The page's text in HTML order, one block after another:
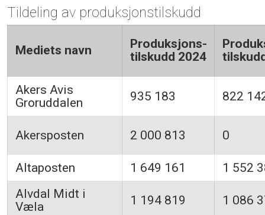
Tildeling av produksjonstilskudd
Mediets navn
Produksjons-
tilskudd 2024
Akers Avis
Groruddalen
935 183 822
Akersposten 2 000 813 0
Altaposten 1 649 161
1 552
Alvdal Midt i
Væla
1 194 819 1 086